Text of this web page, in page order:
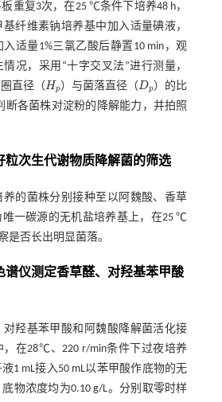
重复3次，在25 ℃条件下培养48 h，
纤维素钠培养基中加入适量碘液，
适量1%三氯乙酸后静置10 min，观
况，采用“十字交叉法”进行测量，
直径（Hp
Hp ）与菌落直径（Dp
Dp ）的比
断各菌株对淀粉的降解能力，并拍照
粒次生代谢物质降解菌的筛选
的菌株分别接种至以阿魏酸、香草
唯一碳源的无机盐培养基上，在25 ℃
是否长出明显菌落。
谱仪测定香草醛、对羟基苯甲酸
羟基苯甲酸和阿魏酸降解菌活化接
，在28℃、220 r/min条件下过夜培养
1 mL接入50 mL以苯甲酸作底物的无
物浓度均为0.10 g/L。分别取零时样